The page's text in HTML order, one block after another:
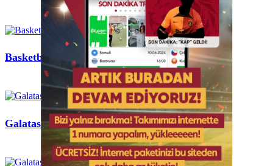
Basketbol Süper Ligi fikstür çekildi
Galatasaray'a transfer çağrısı